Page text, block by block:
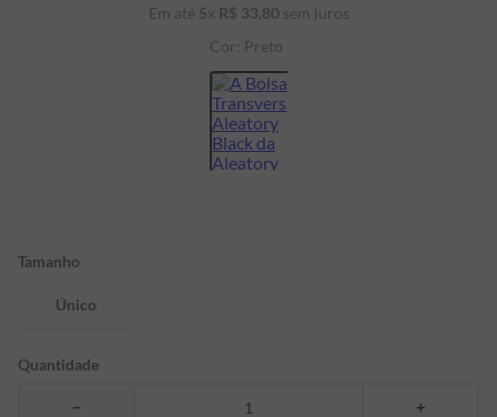
Em até 5x R$ 33,80 sem juros
Cor: Preto
Tamanho
Único
Quantidade
＋
－
5º
pima
7º
8º